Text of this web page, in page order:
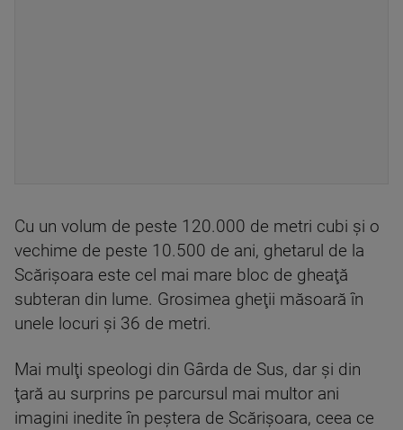
Cu un volum de peste 120.000 de metri cubi şi o
vechime de peste 10.500 de ani, ghetarul de la
Scărişoara este cel mai mare bloc de gheaţă
subteran din lume. Grosimea gheţii măsoară în
unele locuri şi 36 de metri.
Mai mulţi speologi din Gârda de Sus, dar şi din
ţară au surprins pe parcursul mai multor ani
imagini inedite în peştera de Scărişoara, ceea ce